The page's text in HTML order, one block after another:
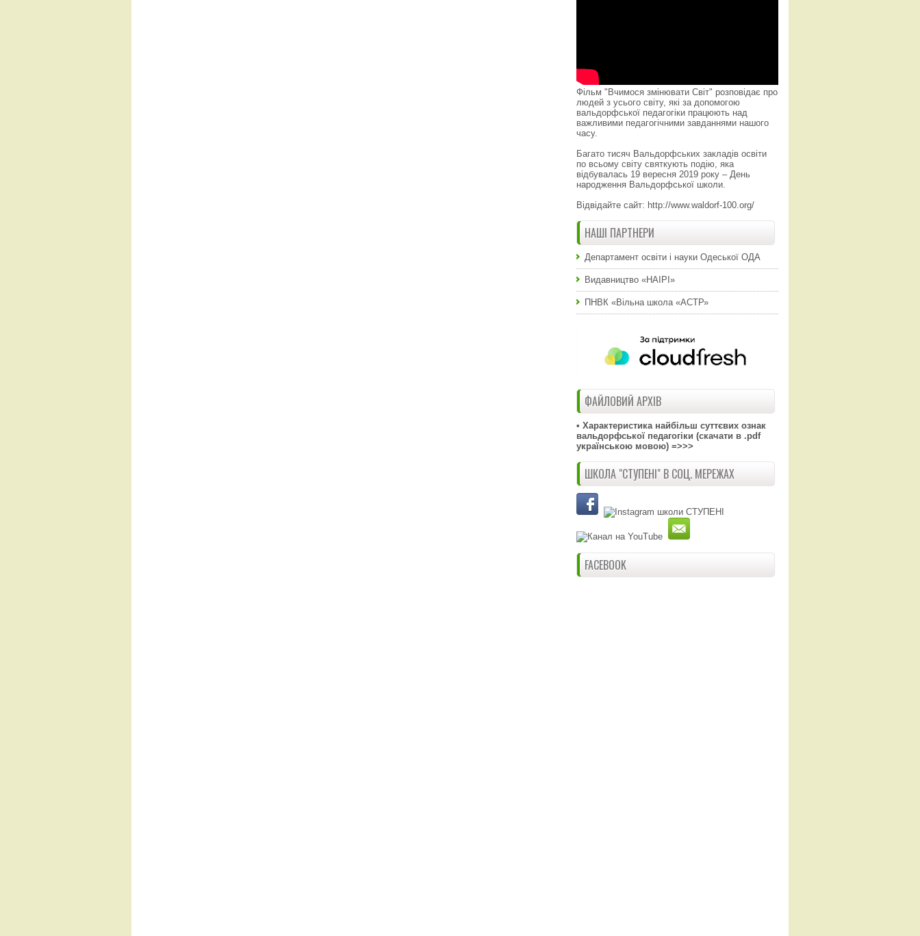
Фільм "Вчимося змінювати Світ" розповідає про
людей з усього світу, які за допомогою
вальдорфської педагогіки працюють над
важливими педагогічними завданнями нашого
часу.
Багато тисяч Вальдорфських закладів освіти
по всьому світу святкують подію, яка
відбувалась 19 вересня 2019 року – День
народження Вальдорфської школи.
Відвідайте сайт: http://www.waldorf-100.org/
НАШІ ПАРТНЕРИ
Департамент освіти і науки Одеської ОДА
Видавництво «НАІРІ»
ПНВК «Вільна школа «АСТР»
ФАЙЛОВИЙ АРХІВ
• Характеристика найбільш суттєвих ознак
вальдорфської педагогіки (скачати в .pdf
українською мовою) =>>>
ШКОЛА "СТУПЕНІ" В СОЦ. МЕРЕЖАХ
FACEBOOK